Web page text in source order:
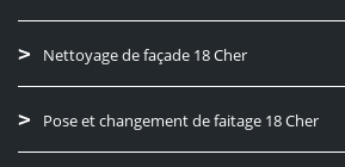
Nettoyage de façade 18 Cher
Pose et changement de faitage 18 Cher